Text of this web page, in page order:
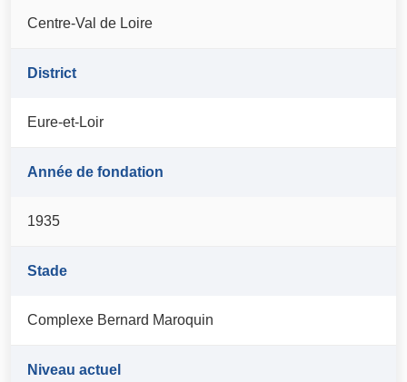
Centre-Val de Loire
District
Eure-et-Loir
Année de fondation
1935
Stade
Complexe Bernard Maroquin
Niveau actuel